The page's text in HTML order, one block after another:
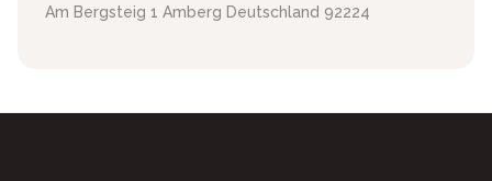
Am Bergsteig 1 Amberg Deutschland 92224